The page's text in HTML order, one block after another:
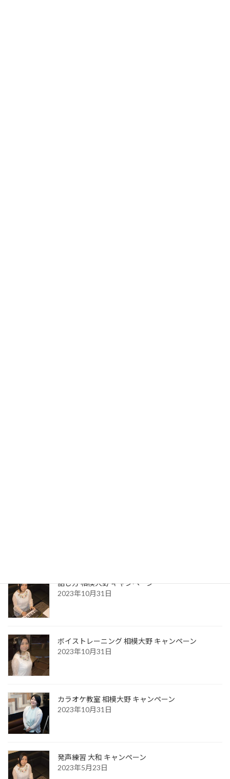
話し方 相模大野 キャンペーン
2023年10月31日
ボイストレーニング 相模大野 キャンペーン
2023年10月31日
カラオケ教室 相模大野 キャンペーン
2023年10月31日
発声練習 大和 キャンペーン
2023年5月23日